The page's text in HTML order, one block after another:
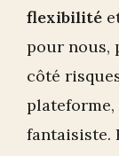
flexibilité
pour nous,
côté
fantaisiste.